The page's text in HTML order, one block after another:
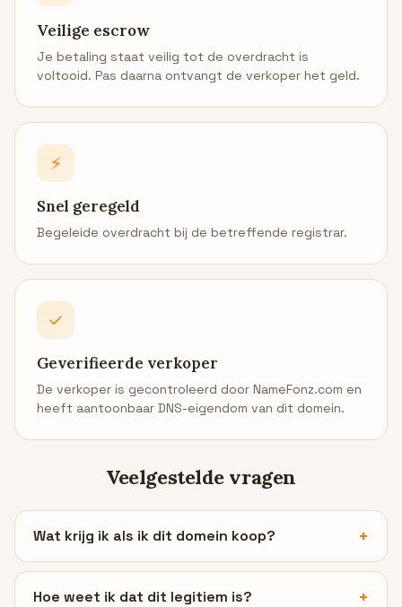
Veilige escrow
Je betaling staat veilig tot de overdracht is
voltooid. Pas daarna ontvangt de verkoper het geld.
⚡
Snel geregeld
Begeleide overdracht bij de betreffende registrar.
✓
Geverifieerde verkoper
De verkoper is gecontroleerd door NameFonz.com en
heeft aantoonbaar DNS-eigendom van dit domein.
Veelgestelde vragen
Wat krijg ik als ik dit domein koop?
Hoe weet ik dat dit legitiem is?